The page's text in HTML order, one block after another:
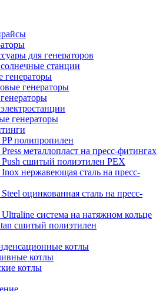
для генераторов
станции
генераторы
генераторы
генераторы
полипропилен
металлопласт на пресс-фитингах
сшитый полиэтилен PEX
нержавеющая сталь на пресс-
оцинкованная сталь на пресс-
система на натяжном кольце
сшитый полиэтилен
котлы
котлы
котлы